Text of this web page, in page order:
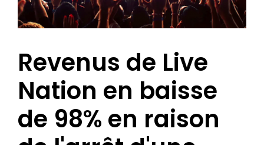
Revenus de Live
Nation en baisse
de 98% en raison